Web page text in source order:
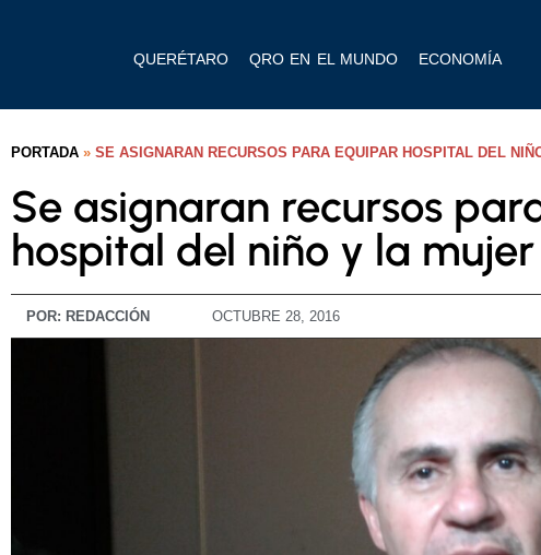
QUERÉTARO QRO EN EL MUNDO ECONOMÍA
PORTADA » SE ASIGNARAN RECURSOS PARA EQUIPAR HOSPITAL DEL
Se asignaran recursos
hospital del niño y la mujer
POR: REDACCIÓN OCTUBRE 28, 2016